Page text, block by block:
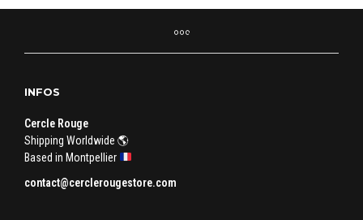
INFOS
Cercle Rouge
Shipping Worldwide 🌎
Based in Montpellier
contact@cerclerougestore.com